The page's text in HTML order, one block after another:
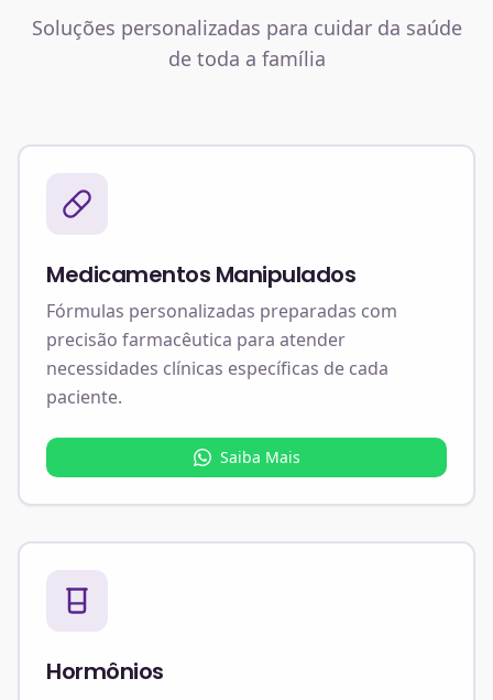
Soluções personalizadas para cuidar da saúde
de toda a família
Medicamentos Manipulados
Fórmulas personalizadas preparadas com
precisão farmacêutica para atender
necessidades clínicas específicas de cada
paciente.
Saiba Mais
Hormônios